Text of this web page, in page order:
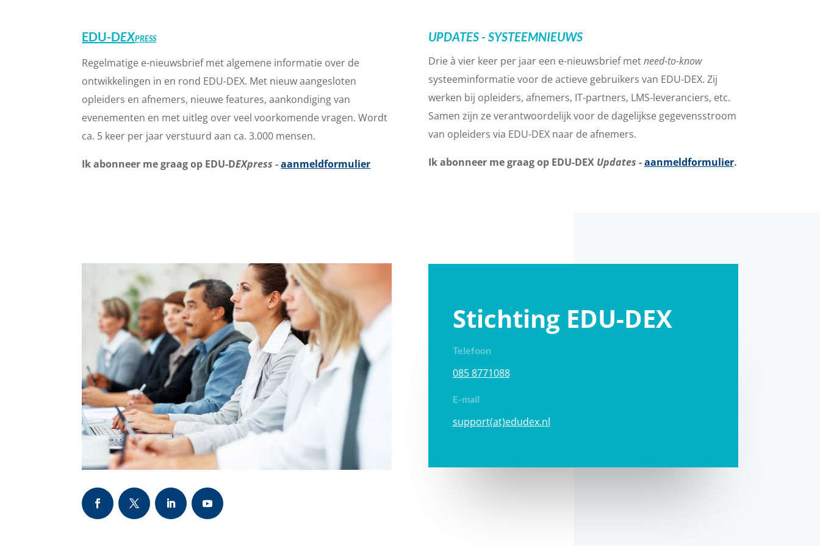
EDU-DEXPRESS
Regelmatige e-nieuwsbrief met algemene informatie over de
ontwikkelingen in en rond EDU-DEX. Met nieuw aangesloten
opleiders en afnemers, nieuwe features, aankondiging van
evenementen en met uitleg over veel voorkomende vragen. Wordt
ca. 5 keer per jaar verstuurd aan ca. 3.000 mensen.
Ik abonneer me graag op EDU-DEXpress -aanmeldformulier
UPDATES - SYSTEEMNIEUWS
Drie à vier keer per jaar een e-nieuwsbrief metneed-to-know
systeeminformatie voor de actieve gebruikers van EDU-DEX. Zij
werken bij opleiders, afnemers, IT-partners, LMS-leveranciers, etc.
Samen zijn ze verantwoordelijk voor de dagelijkse gegevensstroom
van opleiders via EDU-DEX naar de afnemers.
Ik abonneer me graag op EDU-DEX Updates -aanmeldformulier.
Stichting EDU-DEX
Telefoon
085 8771088
E-mail
support(at)edudex.nl